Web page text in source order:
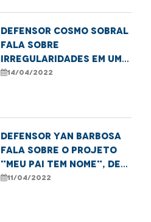
Defensor Cosmo Sobral
fala sobre
irregularidades em um
dos principais hospitais
14/04/2022
Defensor Yan Barbosa
fala sobre o projeto
"Meu Pai tem Nome", de
reconhecimento de
11/04/2022